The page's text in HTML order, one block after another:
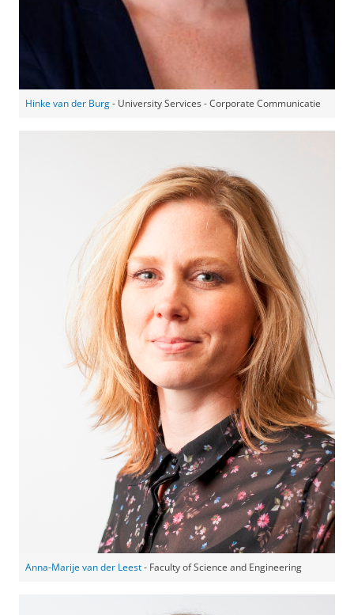
Hinke van der Burg- University Services - Corporate Communicatie
Anna-Marije van der Leest- Faculty of Science and Engineering